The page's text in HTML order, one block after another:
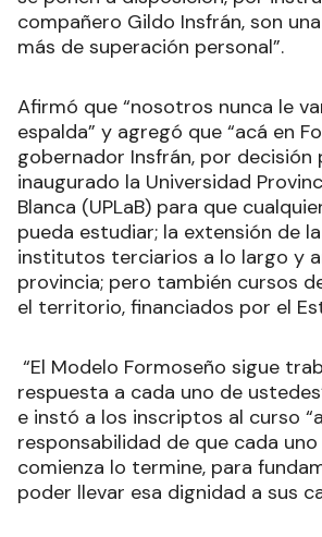
compañero Gildo Insfrán, son
más de superación personal”.
Afirmó que “nosotros nunca le
espalda” y agregó que “acá en
gobernador Insfrán, por decisión
inaugurado la Universidad
Blanca (UPLaB) para que
pueda estudiar; la extensión de
institutos terciarios a lo largo y
provincia; pero también cursos
el territorio, financiados por el
“El Modelo Formoseño sigue
respuesta a cada uno de
e instó a los inscriptos al curso
responsabilidad de que cada
comienza lo termine, para
poder llevar esa dignidad a sus